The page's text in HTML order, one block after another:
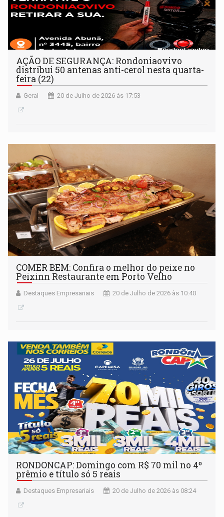
AÇÃO DE SEGURANÇA: Rondoniaovivo
distribui 50 antenas anti-cerol nesta quarta-
feira (22)
Geral 20 de Julho de 2026 às 17:53
COMER BEM: Confira o melhor do peixe no
Peixinn Restaurante em Porto Velho
Destaques Empresariais 20 de Julho de 2026 às 10:40
RONDONCAP: Domingo com R$ 70 mil no 4º
prêmio e título só 5 reais
Destaques Empresariais 20 de Julho de 2026 às 08:24